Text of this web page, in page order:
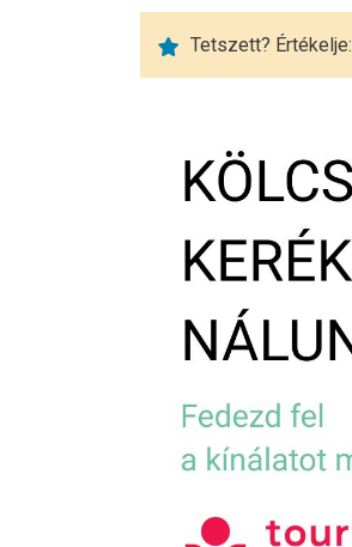
Tetszett? Értékelje: